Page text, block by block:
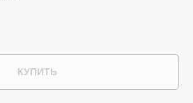
КУПИТЬ